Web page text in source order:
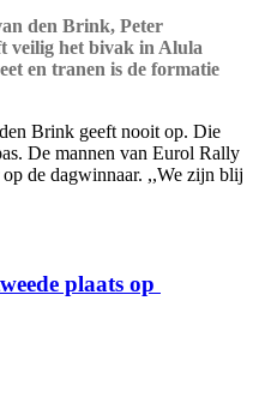
den Brink, Peter
veilig het bivak in Alula
en tranen is de formatie
Brink geeft nooit op. Die
De mannen van Eurol Rally
de dagwinnaar. ,,We zijn blij
plaats op